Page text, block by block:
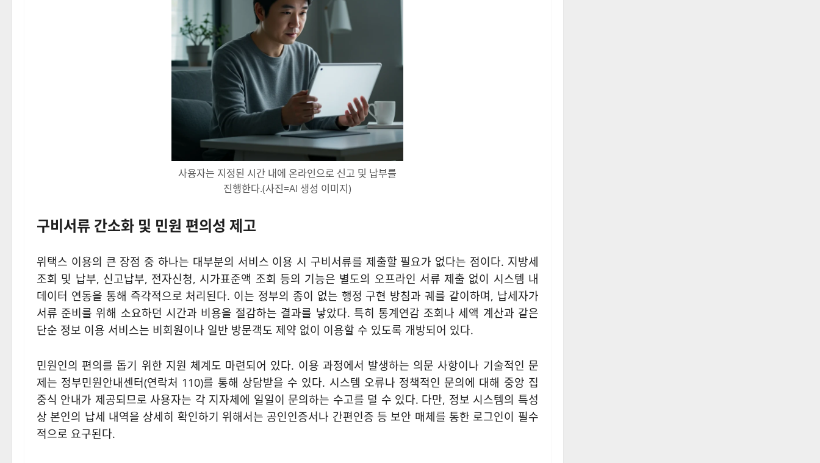
사용자는 지정된 시간 내에 온라인으로 신고 및 납부를
진행한다.(사진=AI 생성 이미지)
구비서류 간소화 및 민원 편의성 제고
위택스 이용의 큰 장점 중 하나는 대부분의 서비스 이용 시 구비서류를 제출할 필요가 없다는 점이다. 지방세
조회 및 납부, 신고납부, 전자신청, 시가표준액 조회 등의 기능은 별도의 오프라인 서류 제출 없이 시스템 내
데이터 연동을 통해 즉각적으로 처리된다. 이는 정부의 종이 없는 행정 구현 방침과 궤를 같이하며, 납세자가
서류 준비를 위해 소요하던 시간과 비용을 절감하는 결과를 낳았다. 특히 통계연감 조회나 세액 계산과 같은
단순 정보 이용 서비스는 비회원이나 일반 방문객도 제약 없이 이용할 수 있도록 개방되어 있다.
민원인의 편의를 돕기 위한 지원 체계도 마련되어 있다. 이용 과정에서 발생하는 의문 사항이나 기술적인 문
제는 정부민원안내센터(연락처 110)를 통해 상담받을 수 있다. 시스템 오류나 정책적인 문의에 대해 중앙 집
중식 안내가 제공되므로 사용자는 각 지자체에 일일이 문의하는 수고를 덜 수 있다. 다만, 정보 시스템의 특성
상 본인의 납세 내역을 상세히 확인하기 위해서는 공인인증서나 간편인증 등 보안 매체를 통한 로그인이 필수
적으로 요구된다.